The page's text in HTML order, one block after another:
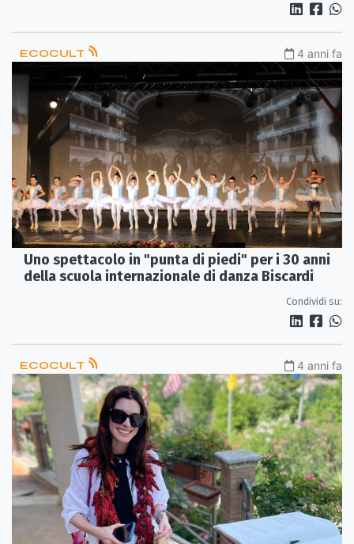
ECOCULT 4 anni fa
Uno spettacolo in "punta di piedi" per i 30 anni
della scuola internazionale di danza Biscardi
Condividi su:
ECOCULT 4 anni fa